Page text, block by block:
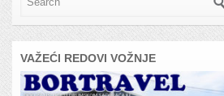
VAŽEĆI REDOVI VOŽNJE